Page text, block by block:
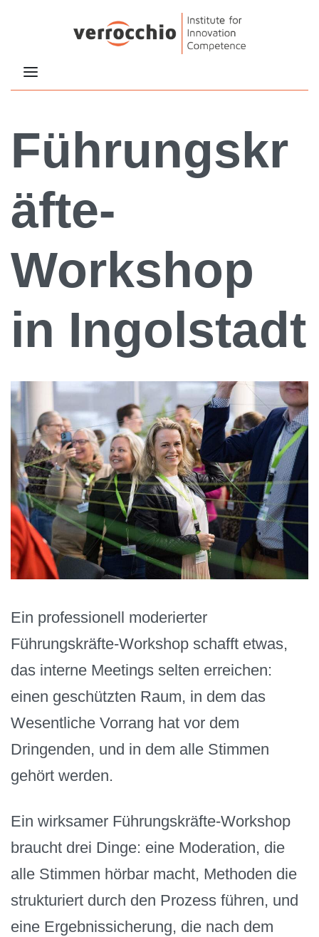
Führungskr
äfte-
Workshop
in Ingolstadt
Ein professionell moderierter
Führungskräfte-Workshop schafft etwas,
das interne Meetings selten erreichen:
einen geschützten Raum, in dem das
Wesentliche Vorrang hat vor dem
Dringenden, und in dem alle Stimmen
gehört werden.
Ein wirksamer Führungskräfte-Workshop
braucht drei Dinge: eine Moderation, die
alle Stimmen hörbar macht, Methoden die
strukturiert durch den Prozess führen, und
eine Ergebnissicherung, die nach dem